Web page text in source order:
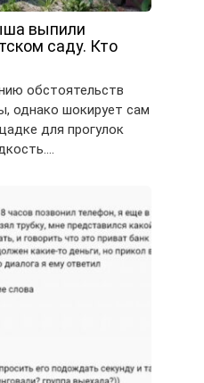
выпили
саду. Кто
обстоятельств
однако шокирует сам
для прогулок